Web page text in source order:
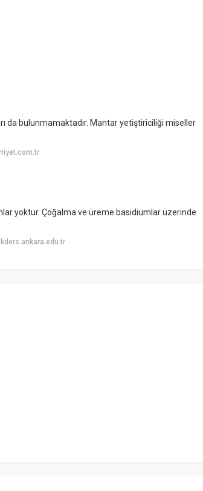
da bulunmamaktadır. Mantar yetiştiriciliği miseller
yoktur. Çoğalma ve üreme basidiumlar üzerinde